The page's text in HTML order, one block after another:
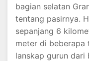
bagian selatan
tentang pasirnya.
sepanjang 6
meter di beberapa
lanskap gurun dari